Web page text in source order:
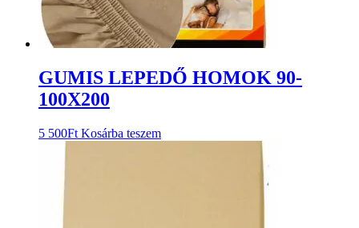
GUMIS LEPEDŐ HOMOK 90-
100X200
5 500Ft Kosárba teszem